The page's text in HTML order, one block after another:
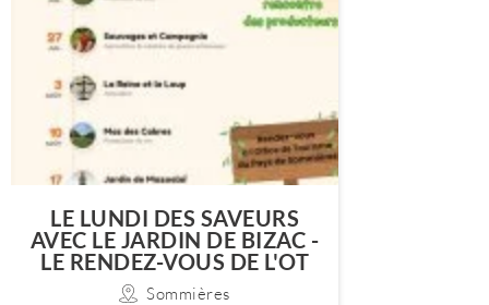
LE LUNDI DES SAVEURS
AVEC LE JARDIN DE BIZAC -
LE RENDEZ-VOUS DE L'OT
Sommières